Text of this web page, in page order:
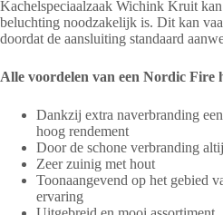
Kachelspeciaalzaak Wichink Kruit
beluchting noodzakelijk is. Dit kan
doordat de aansluiting standaard
Alle voordelen van een Nordic Fire
Dankzij extra naverbranding
hoog rendement
Door de schone verbranding
Zeer zuinig met hout
Toonaangevend op het gebied
ervaring